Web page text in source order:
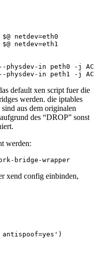
netdev=eth0
netdev=eth1
physdev-in peth0 -j
default xen script fuer die
werden. die iptables
aus dem originalen
des “DROP” sonst
werden:
xend config einbinden,